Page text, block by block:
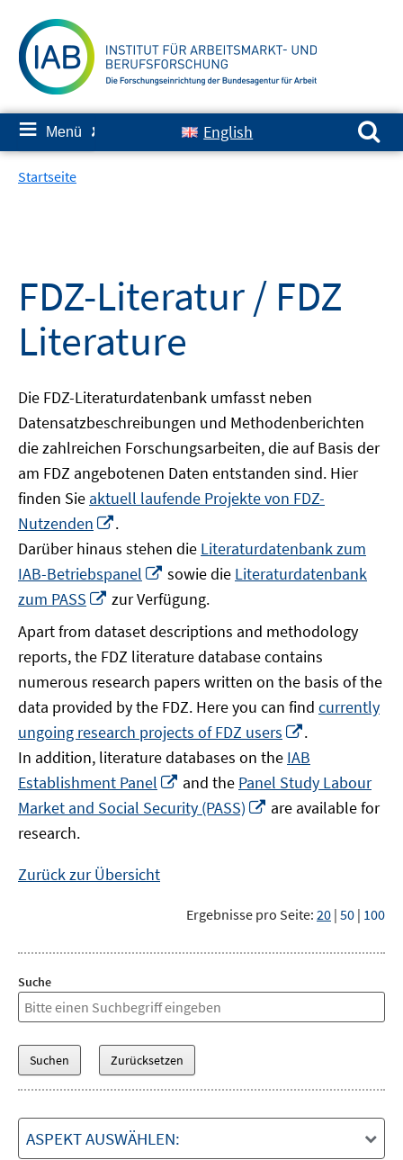
zum
Inhalt
≡ Menü ✘ English
Suchen nach:
Startseite
FDZ-Literatur / FDZ
Literature
Die FDZ-Literaturdatenbank umfasst neben
Datensatzbeschreibungen und Methodenberichten
die zahlreichen Forschungsarbeiten, die auf Basis der
am FDZ angebotenen Daten entstanden sind. Hier
finden Sie aktuell laufende Projekte von FDZ-
Nutzenden
neuem
Fenster
öffnen
.
Darüber hinaus stehen die Literaturdatenbank zum
IAB-Betriebspanel
In
neuem
Fenster
öffnen
sowie die Literaturdatenbank
zum PASS
In
Fenster
öffnen
zur Verfügung.
Apart from dataset descriptions and methodology
reports, the FDZ literature database contains
numerous research papers written on the basis of the
data provided by the FDZ. Here you can find currently
ungoing research projects of FDZ users
neuem
Fenster
öffnen
.
In addition, literature databases on the IAB
Establishment Panel
In
neuem
Fenster
and the Panel Study Labour
Market and Social Security (PASS)
In
are available for
research.
Zurück zur Übersicht
Ergebnisse pro Seite: 20 | 50 | 100
Suche
ASPEKT AUSWÄHLEN: